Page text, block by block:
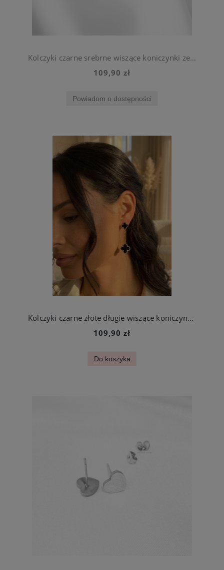
Kolczyki czarne srebrne wiszące koniczynki ze stali szlachetnej
109,90 zł
Powiadom o dostępności
Kolczyki czarne złote długie wiszące koniczynki ze stali chirurgicznej
109,90 zł
Do koszyka